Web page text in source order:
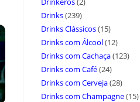
Drinks(239)
Drinks Clássicos(15)
Drinks com Álcool(12)
Drinks com Cachaça(123)
Drinks com Café(24)
Drinks com Cerveja(28)
Drinks com Champagne(15)